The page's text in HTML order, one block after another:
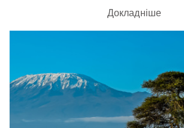
Докладніше